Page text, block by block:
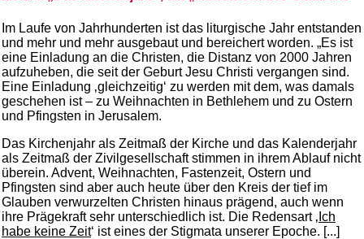
Im Laufe von Jahrhunderten ist das liturgische Jahr entstanden
und mehr und mehr ausgebaut und bereichert worden. „Es ist
eine Einladung an die Christen, die Distanz von 2000 Jahren
aufzuheben, die seit der Geburt Jesu Christi vergangen sind.
Eine Einladung ‚gleichzeitig‘ zu werden mit dem, was damals
geschehen ist – zu Weihnachten in Bethlehem und zu Ostern
und Pfingsten in Jerusalem.
Das Kirchenjahr als Zeitmaß der Kirche und das Kalenderjahr
als Zeitmaß der Zivilgesellschaft stimmen in ihrem Ablauf nicht
überein. Advent, Weihnachten, Fastenzeit, Ostern und
Pfingsten sind aber auch heute über den Kreis der tief im
Glauben verwurzelten Christen hinaus prägend, auch wenn
ihre Prägekraft sehr unterschiedlich ist. Die Redensart ‚ Ich
habe keine Zeit‘ ist eines der Stigmata unserer Epoche. [...]